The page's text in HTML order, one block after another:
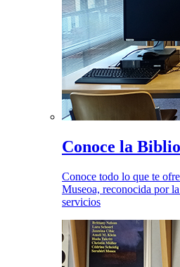
Conoce la
Conoce todo lo que te
Museoa, reconocida por
servicios